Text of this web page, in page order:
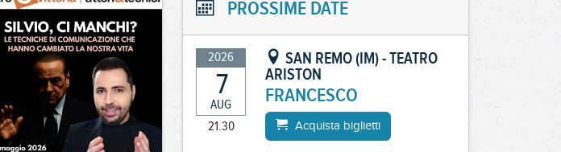
2026
7
AUG
21.30
SAN REMO (IM) - TEATRO
ARISTON
FRANCESCO
Acquista biglietti